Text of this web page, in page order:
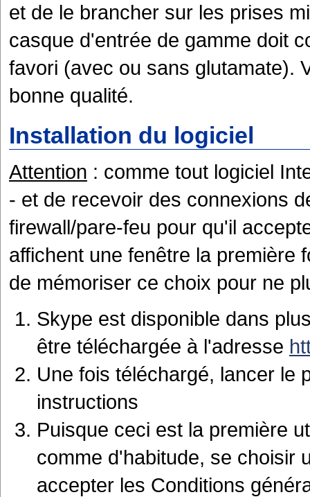
et de le brancher sur les prises
casque d'entrée de gamme doit
favori (avec ou sans glutamate).
bonne qualité.
Installation du logiciel
Attention : comme tout logiciel
- et de recevoir des connexions
firewall/pare-feu pour qu'il
affichent une fenêtre la première
de mémoriser ce choix pour ne
Skype est disponible dans
être téléchargée à l'adresse
Une fois téléchargé, lancer le
instructions
Puisque ceci est la première
comme d'habitude, se choisir
accepter les Conditions